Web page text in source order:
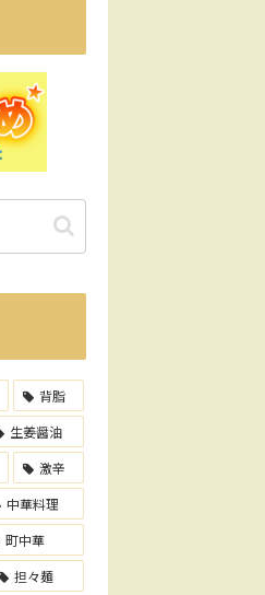
背脂
生姜醤油
激辛
中華料理
町中華
担々麺